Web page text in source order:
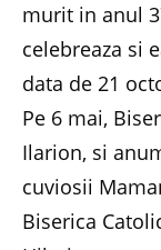
murit in anul
celebreaza si
data de 21
Pe 6 mai,
Ilarion, si
cuviosii
Biserica